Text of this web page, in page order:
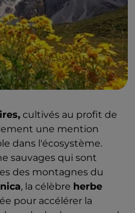
cultivés au profit de
une mention
dans l'écosystème.
sauvages qui sont
des montagnes du
, la célèbre herbe
pour accélérer la